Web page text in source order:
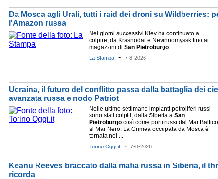
Da Mosca agli Urali, tutti i raid dei droni su Wildberries:
l'Amazon russa
Nei giorni successivi Kiev ha continuato a
colpire, da Krasnodar e Nevinnomyssk fino ai
magazzini di San Pietroburgo .
La Stampa - 7-8-2026
Ucraina, il futuro del conflitto passa dalla battaglia dei
avanzata russa e nodo Patriot
Nelle ultime settimane impianti petroliferi russi
sono stati colpiti, dalla Siberia a San
Pietroburgo così come porti russi dal Mar Baltico
al Mar Nero. La Crimea occupata da Mosca è
tornata nel ...
Torino Oggi.it - 7-8-2026
Keanu Reeves braccato dalla mafia russa in Siberia, il
ricorda